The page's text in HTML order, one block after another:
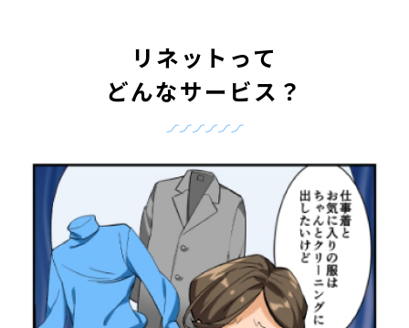
リネットって
どんなサービス？